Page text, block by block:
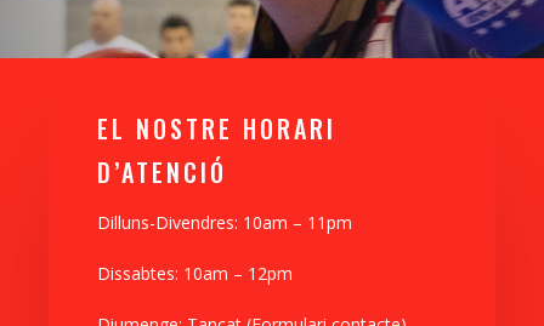
EL NOSTRE HORARI
D’ATENCIÓ
Dilluns-Divendres: 10am – 11pm
Dissabtes: 10am – 12pm